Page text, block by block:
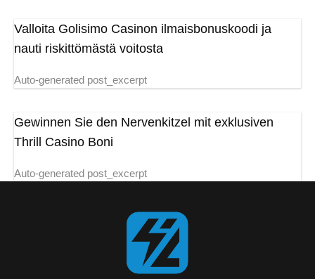
Valloita Golisimo Casinon ilmaisbonuskoodi ja
nauti riskittömästä voitosta
Auto-generated post_excerpt
Gewinnen Sie den Nervenkitzel mit exklusiven
Thrill Casino Boni
Auto-generated post_excerpt